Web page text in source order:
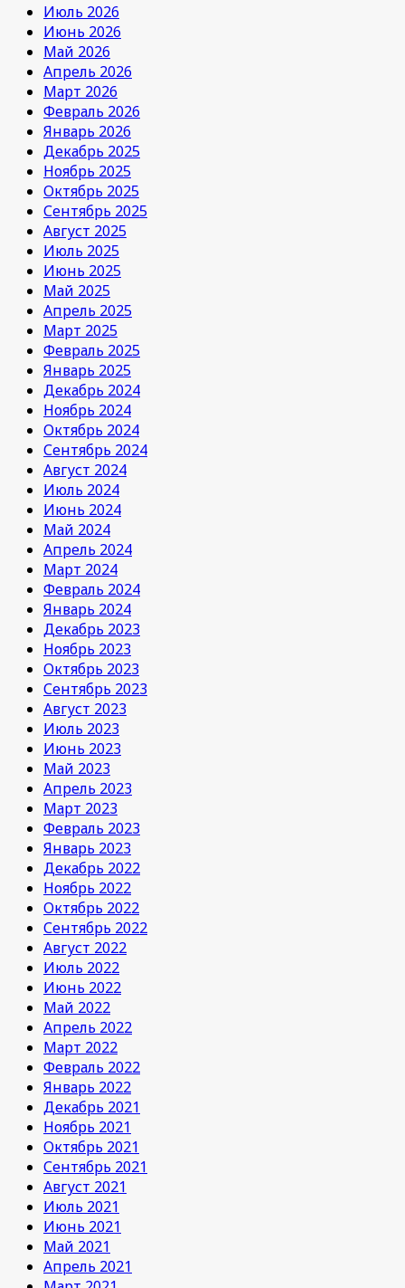
Июль 2026
Июнь 2026
Май 2026
Апрель 2026
Март 2026
Февраль 2026
Январь 2026
Декабрь 2025
Ноябрь 2025
Октябрь 2025
Сентябрь 2025
Август 2025
Июль 2025
Июнь 2025
Май 2025
Апрель 2025
Март 2025
Февраль 2025
Январь 2025
Декабрь 2024
Ноябрь 2024
Октябрь 2024
Сентябрь 2024
Август 2024
Июль 2024
Июнь 2024
Май 2024
Апрель 2024
Март 2024
Февраль 2024
Январь 2024
Декабрь 2023
Ноябрь 2023
Октябрь 2023
Сентябрь 2023
Август 2023
Июль 2023
Июнь 2023
Май 2023
Апрель 2023
Март 2023
Февраль 2023
Январь 2023
Декабрь 2022
Ноябрь 2022
Октябрь 2022
Сентябрь 2022
Август 2022
Июль 2022
Июнь 2022
Май 2022
Апрель 2022
Март 2022
Февраль 2022
Январь 2022
Декабрь 2021
Ноябрь 2021
Октябрь 2021
Сентябрь 2021
Август 2021
Июль 2021
Июнь 2021
Май 2021
Апрель 2021